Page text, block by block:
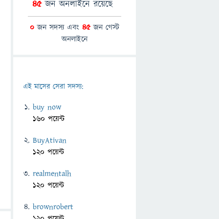
45জন অনলাইনে রয়েছে
0 জন সদস্য এবং 45জন গেস্ট
অনলাইনে
এই মাসের সেরা সদস্য:
buy now
160 পয়েন্ট
BuyAtivan
120 পয়েন্ট
realmentalh
120 পয়েন্ট
brownrobert